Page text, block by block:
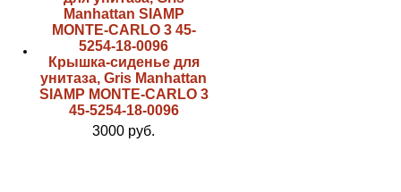
Крышка-сиденье для
унитаза, Gris Manhattan
SIAMP MONTE-CARLO 3
45-5254-18-0096
3000 руб.